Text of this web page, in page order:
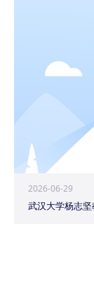
2026-06-29
武汉大学杨志